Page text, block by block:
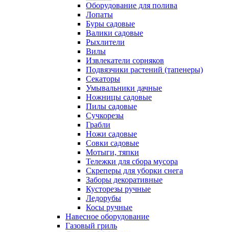
Оборудование для полива
Лопаты
Буры садовые
Валики садовые
Рыхлители
Вилы
Извлекатели сорняков
Подвязчики растений (тапенеры)
Секаторы
Умывальники дачные
Ножницы садовые
Пилы садовые
Сучкорезы
Грабли
Ножи садовые
Совки садовые
Мотыги, тяпки
Тележки для сбора мусора
Скреперы для уборки снега
Заборы декоративные
Кусторезы ручные
Ледорубы
Косы ручные
Навесное оборудование
Газовый гриль